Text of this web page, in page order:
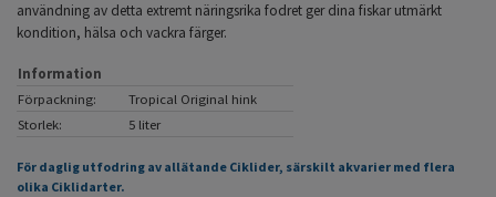
användning av detta extremt näringsrika fodret ger dina fiskar utmärkt
kondition, hälsa och vackra färger.
Information
Förpackning:
Tropical Original hink
Storlek:
5 liter
För daglig utfodring av allätande Ciklider, särskilt akvarier med flera
olika Ciklidarter.